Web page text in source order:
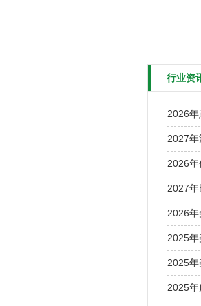
行业资
2026
2027
2026
2027
2026
2025
2025
2025